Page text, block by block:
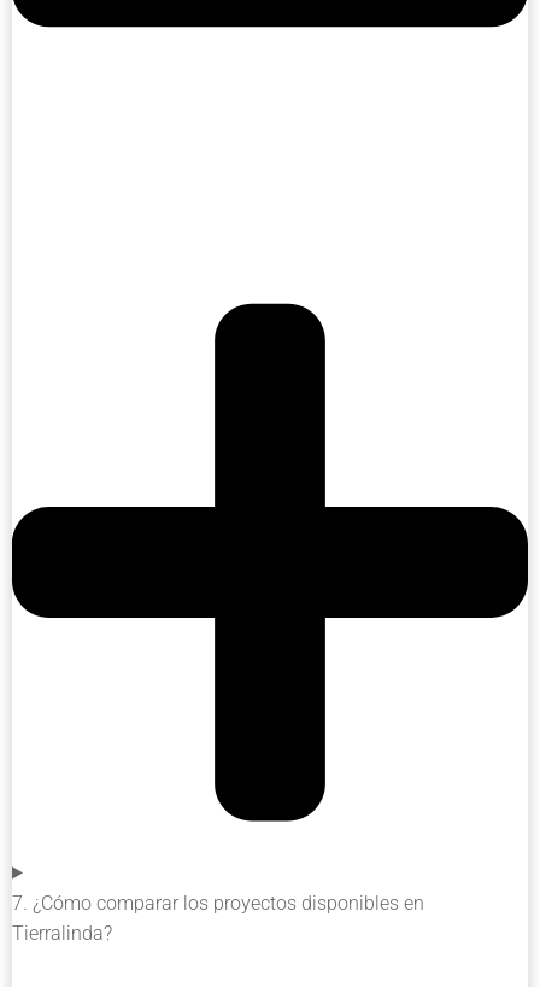
7. ¿Cómo comparar los proyectos disponibles en
Tierralinda?